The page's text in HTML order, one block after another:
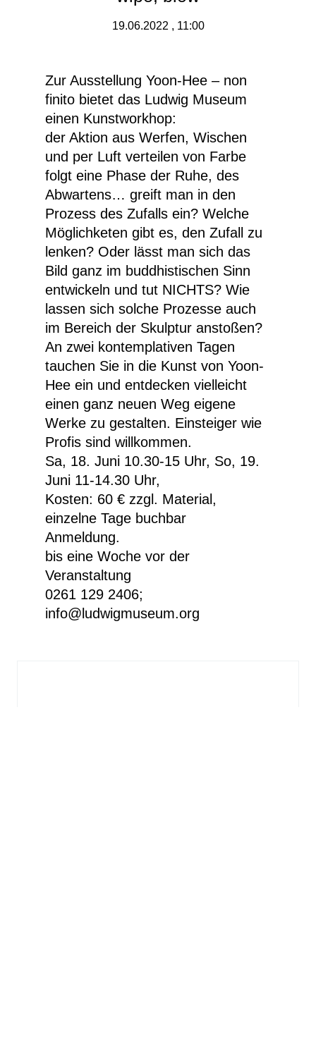
19.06.2022 , 11:00
Zur Ausstellung Yoon-Hee – non
finito bietet das Ludwig Museum
einen Kunstworkhop:
der Aktion aus Werfen, Wischen
und per Luft verteilen von Farbe
folgt eine Phase der Ruhe, des
Abwartens… greift man in den
Prozess des Zufalls ein? Welche
Möglichketen gibt es, den Zufall zu
lenken? Oder lässt man sich das
Bild ganz im buddhistischen Sinn
entwickeln und tut NICHTS? Wie
lassen sich solche Prozesse auch
im Bereich der Skulptur anstoßen?
An zwei kontemplativen Tagen
tauchen Sie in die Kunst von Yoon-
Hee ein und entdecken vielleicht
einen ganz neuen Weg eigene
Werke zu gestalten. Einsteiger wie
Profis sind willkommen.
Sa, 18. Juni 10.30-15 Uhr, So, 19.
Juni 11-14.30 Uhr,
Kosten: 60 € zzgl. Material,
einzelne Tage buchbar
Anmeldung.
bis eine Woche vor der
Veranstaltung
0261 129 2406;
info@ludwigmuseum.org